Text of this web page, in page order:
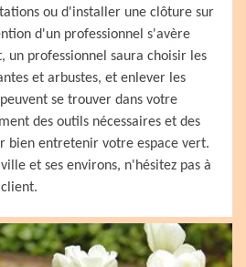
ou d'installer une clôture sur
d'un professionnel s'avère
un professionnel saura choisir les
et arbustes, et enlever les
se trouver dans votre
des outils nécessaires et des
bien entretenir votre espace vert.
et ses environs, n'hésitez pas à